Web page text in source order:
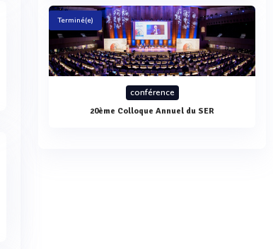
Terminé(e)
conférence
20ème Colloque Annuel du SER